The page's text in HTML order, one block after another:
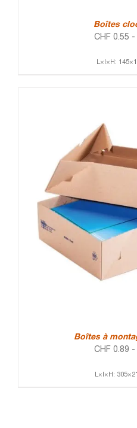
Boîtes
CHF 0.55 -
L×l×H:
Boîtes à
CHF 0.89 -
L×l×H: